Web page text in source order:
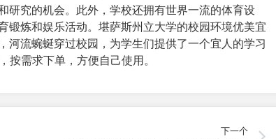
研究的机会。此外，学校还拥有世界一流的体育设
锻炼和娱乐活动。堪萨斯州立大学的校园环境优美宜
河流蜿蜒穿过校园，为学生们提供了一个宜人的学习
按需求下单，方便自己使用。
下一个